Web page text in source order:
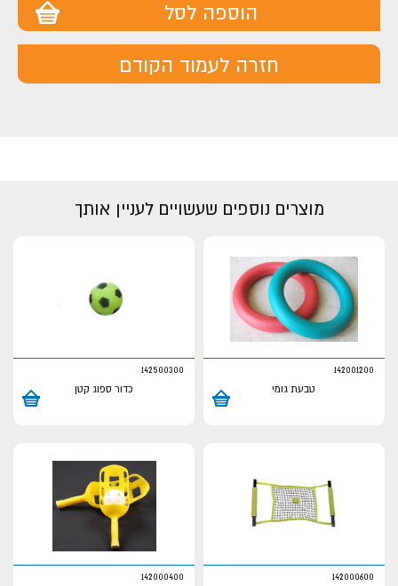
הוספה לסל
חזרה לעמוד הקודם
מוצרים נוספים שעשויים לעניין אותך
142001200
טבעת גומי
142500300
כדור ספוג קטן
142000600
142000400